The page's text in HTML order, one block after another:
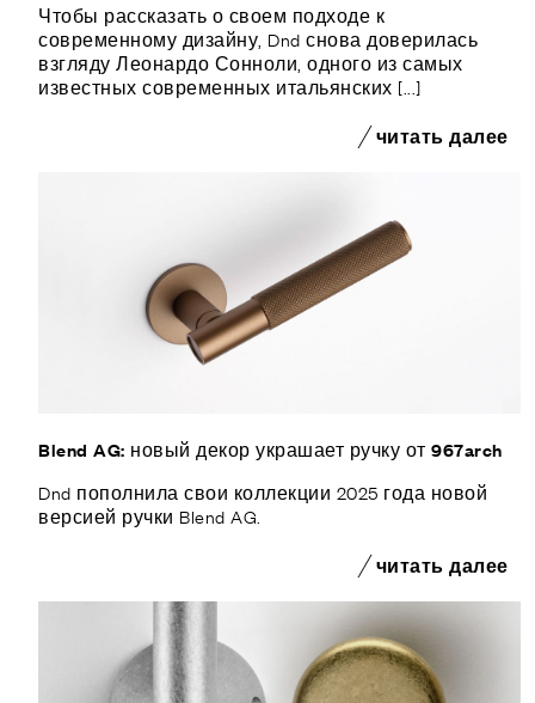
Чтобы рассказать о своем подходе к
современному дизайну, Dnd снова доверилась
взгляду Леонардо Сонноли, одного из самых
известных современных итальянских [...]
читать далее
Blend AG: новый декор украшает ручку от 967arch
Dnd пополнила свои коллекции 2025 года новой
версией ручки Blend AG.
читать далее